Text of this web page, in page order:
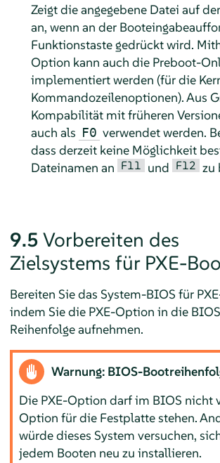
Zeigt die angegebene Datei auf
an, wenn an der
Funktionstaste gedrückt wird.
Option kann auch die Preboot-
implementiert werden (für die
Kommandozeilenoptionen). Aus
Kompabilität mit früheren
auch als F0 verwendet werden.
dass derzeit keine Möglichkeit
Dateinamen an F11 und F12 zu
9.5 Vorbereiten des
Zielsystems für PXE-
Bereiten Sie das System-BIOS für
indem Sie die PXE-Option in die
Reihenfolge aufnehmen.
Warnung: BIOS-
Die PXE-Option darf im BIOS nicht
Option für die Festplatte stehen.
würde dieses System versuchen,
jedem Booten neu zu installieren.